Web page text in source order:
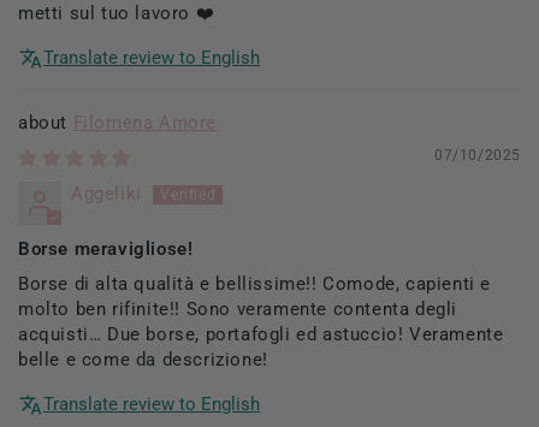
metti sul tuo lavoro ❤️
Translate review to English
Filomena Amore
07/10/2025
Aggeliki
Borse meravigliose!
Borse di alta qualità e bellissime!! Comode, capienti e
molto ben rifinite!! Sono veramente contenta degli
acquisti… Due borse, portafogli ed astuccio! Veramente
belle e come da descrizione!
Translate review to English